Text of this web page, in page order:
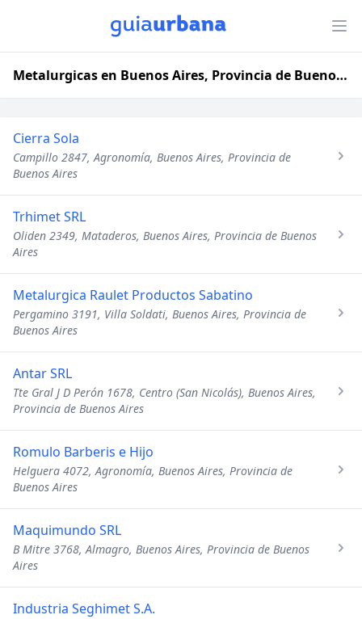
Metalurgicas en Buenos Aires, Provincia de Buenos Aires
Cierra Sola
Campillo 2847, Agronomía, Buenos Aires, Provincia de
Buenos Aires
Trhimet SRL
Oliden 2349, Mataderos, Buenos Aires, Provincia de Buenos
Aires
Metalurgica Raulet Productos Sabatino
Pergamino 3191, Villa Soldati, Buenos Aires, Provincia de
Buenos Aires
Antar SRL
Tte Gral J D Perón 1678, Centro (San Nicolás), Buenos Aires,
Provincia de Buenos Aires
Romulo Barberis e Hijo
Helguera 4072, Agronomía, Buenos Aires, Provincia de
Buenos Aires
Maquimundo SRL
B Mitre 3768, Almagro, Buenos Aires, Provincia de Buenos
Aires
Industria Seghimet S.A.